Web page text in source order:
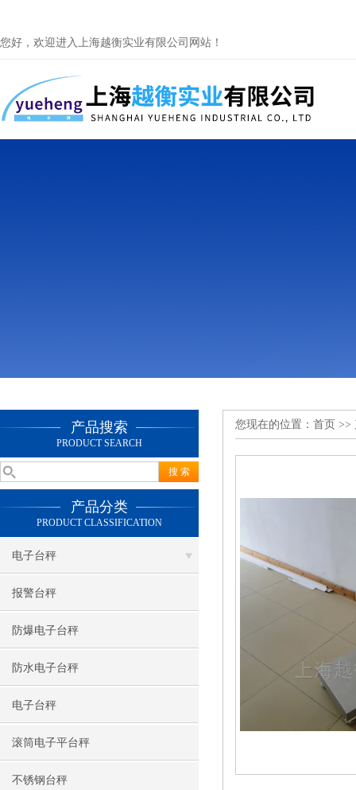
您好，欢迎进入上海越衡实业有限公司网站！
产品搜索
PRODUCT SEARCH
产品分类
PRODUCT CLASSIFICATION
电子台秤
报警台秤
防爆电子台秤
防水电子台秤
电子台秤
滚筒电子平台秤
不锈钢台秤
您现在的位置： 首页 >>